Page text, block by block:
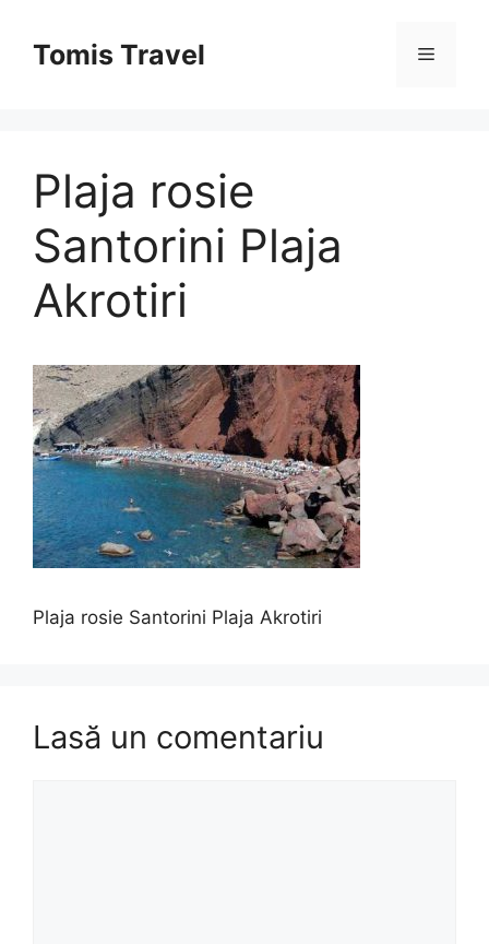
conținutTomis Travel Meniu
Plaja rosie
Santorini Plaja
Akrotiri
Plaja rosie Santorini Plaja Akrotiri
Lasă un comentariu